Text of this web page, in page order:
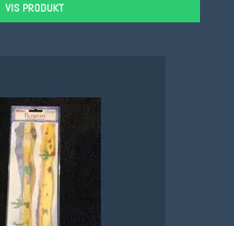
VIS PRODUKT